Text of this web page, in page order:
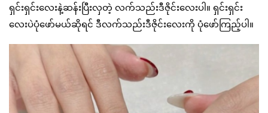
ရှင်းရှင်းလေးနဲ့ဆန်းပြီးလှတဲ့ လက်သည်းဒီဇိုင်းလေးပါ။ ရှင်းရှင်း
လေးပဲပုံဖော်မယ်ဆိုရင် ဒီလက်သည်းဒီဇိုင်းလေးကို ပုံဖော်ကြည့်ပါ။